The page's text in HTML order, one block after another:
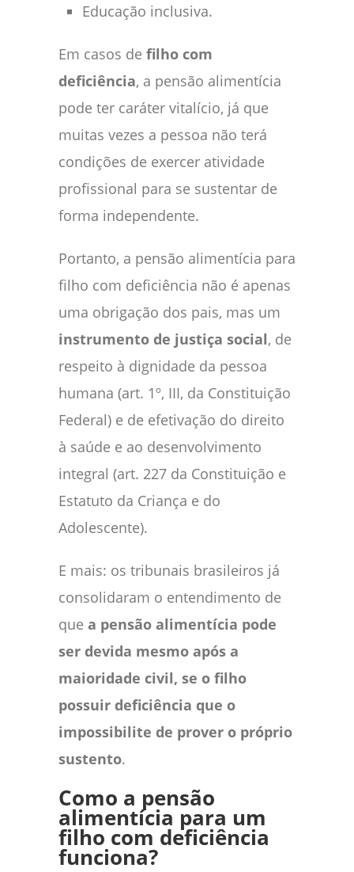
Educação inclusiva.
Em casos de filho com
deficiência, a pensão alimentícia
pode ter caráter vitalício, já que
muitas vezes a pessoa não terá
condições de exercer atividade
profissional para se sustentar de
forma independente.
Portanto, a pensão alimentícia para
filho com deficiência não é apenas
uma obrigação dos pais, mas um
instrumento de justiça social, de
respeito à dignidade da pessoa
humana (art. 1º, III, da Constituição
Federal) e de efetivação do direito
à saúde e ao desenvolvimento
integral (art. 227 da Constituição e
Estatuto da Criança e do
Adolescente).
E mais: os tribunais brasileiros já
consolidaram o entendimento de
que a pensão alimentícia pode
ser devida mesmo após a
maioridade civil, se o filho
possuir deficiência que o
impossibilite de prover o próprio
sustento.
Como a pensão
alimentícia para um
filho com deficiência
funciona?